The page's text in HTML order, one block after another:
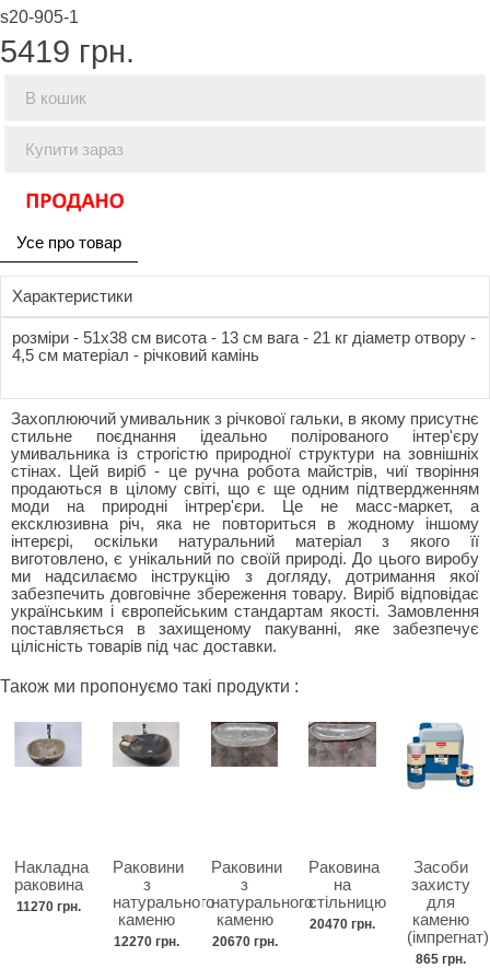
s20-905-1
5419 грн.
В кошик
Купити зараз
Усе про товар
Характеристики
розміри - 51x38 см висота - 13 см вага - 21 кг діаметр отвору -
4,5 см матеріал - річковий камінь
Захоплюючий умивальник з річкової гальки, в якому присутнє
стильне поєднання ідеально полірованого інтер'єру
умивальника із строгістю природної структури на зовнішніх
стінах. Цей виріб - це ручна робота майстрів, чиї творіння
продаються в цілому світі, що є ще одним підтвердженням
моди на природні інтрер'єри. Це не масс-маркет, а
ексклюзивна річ, яка не повториться в жодному іншому
інтерєрі, оскільки натуральний матеріал з якого її
виготовлено, є унікальний по своїй природі. До цього виробу
ми надсилаємо інструкцію з догляду, дотримання якої
забезпечить довговічне збереження товару. Виріб відповідає
українським і європейським стандартам якості. Замовлення
поставляється в захищеному пакуванні, яке забезпечує
цілісність товарів під час доставки.
Також ми пропонуємо такі продукти :
Накладна
раковина
11270 грн.
Раковини
з
натурального
каменю
12270 грн.
Раковини
з
натурального
каменю
20670 грн.
Раковина
на
стільницю
20470 грн.
Засоби
захисту
для
каменю
(імпрегнат)
865 грн.